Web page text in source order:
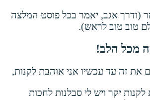
(ודרך אגב, יאמר בכל פוסט המלצה
טוב טוב לראש).
מכל הלב!
את זה עד עכשיו אני אוהבת לקנות,
יקר ויש לי סבלנות לחכות